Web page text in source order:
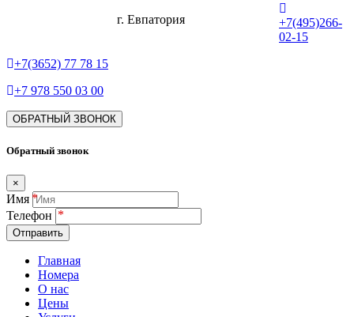
г. Евпатория
+7(495)266-
02-15
+7(3652) 77 78 15
+7 978 550 03 00
ОБРАТНЫЙ ЗВОНОК
Обратный звонок
×
Имя
Телефон
Отправить
Главная
Номера
О нас
Цены